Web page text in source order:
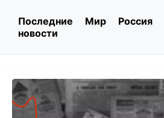
Последние
новости
Мир Россия